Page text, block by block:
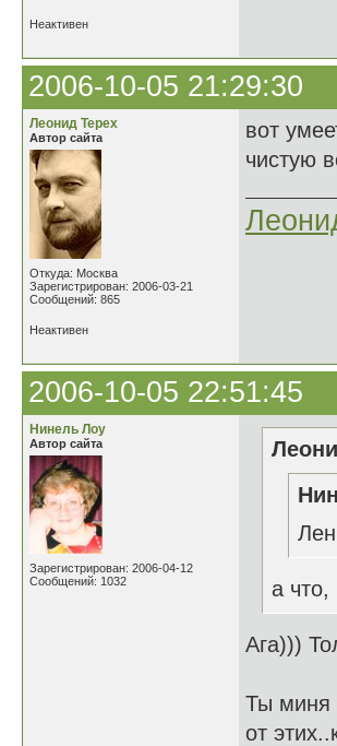
Неактивен
2006-10-05 21:29:30
Леонид Терех
Автор сайта
Откуда: Москва
Зарегистрирован: 2006-03-21
Сообщений: 865
вот
чистую
Неактивен
2006-10-05 22:51:45
Нинель Лоу
Автор сайта
Зарегистрирован: 2006-04-12
Сообщений: 1032
а что,
Ага)))
Ты миня
от